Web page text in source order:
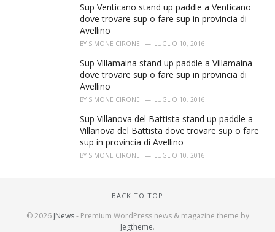
Sup Venticano stand up paddle a Venticano
dove trovare sup o fare sup in provincia di
Avellino
BY SIMONE CIRONE LUGLIO 10, 2016
Sup Villamaina stand up paddle a Villamaina
dove trovare sup o fare sup in provincia di
Avellino
BY SIMONE CIRONE LUGLIO 10, 2016
Sup Villanova del Battista stand up paddle a
Villanova del Battista dove trovare sup o fare
sup in provincia di Avellino
BY SIMONE CIRONE LUGLIO 10, 2016
BACK TO TOP
© 2026 JNews- Premium WordPress news & magazine theme by
Jegtheme.